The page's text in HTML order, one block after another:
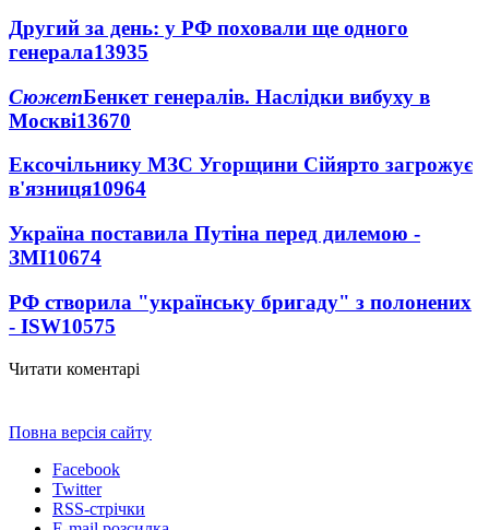
Другий за день: у РФ поховали ще одного
генерала13935
СюжетБенкет генералів. Наслідки вибуху в
Москві13670
Ексочільнику МЗС Угорщини Сійярто загрожує
в'язниця10964
Україна поставила Путіна перед дилемою -
ЗМІ10674
РФ створила "українську бригаду" з полонених
- ISW10575
Читати коментарі
Повна версія сайту
Facebook
Twitter
RSS-стрічки